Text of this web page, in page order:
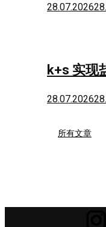
28.07.2026
k+s 实现
28.07.2026
所有文章